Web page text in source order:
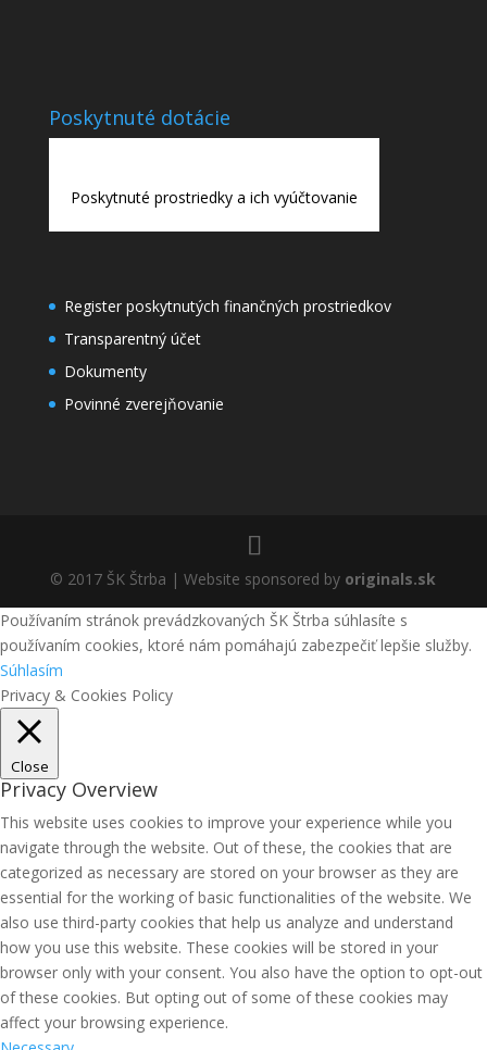
Poskytnuté dotácie
Poskytnuté prostriedky a ich vyúčtovanie
Register poskytnutých finančných prostriedkov
Transparentný účet
Dokumenty
Povinné zverejňovanie
© 2017 ŠK Štrba | Website sponsored by originals.sk
Používaním stránok prevádzkovaných ŠK Štrba súhlasíte s
používaním cookies, ktoré nám pomáhajú zabezpečiť lepšie služby.
Súhlasím
Privacy & Cookies Policy
Close
Privacy Overview
This website uses cookies to improve your experience while you
navigate through the website. Out of these, the cookies that are
categorized as necessary are stored on your browser as they are
essential for the working of basic functionalities of the website. We
also use third-party cookies that help us analyze and understand
how you use this website. These cookies will be stored in your
browser only with your consent. You also have the option to opt-out
of these cookies. But opting out of some of these cookies may
affect your browsing experience.